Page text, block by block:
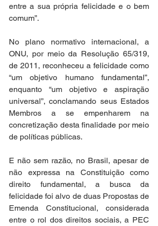
entre a sua própria felicidade e o bem
comum”.
No plano normativo internacional, a
ONU, por meio da Resolução 65/319,
de 2011, reconheceu a felicidade como
“um objetivo humano fundamental”,
enquanto “um objetivo e aspiração
universal”, conclamando seus Estados
Membros a se empenharem na
concretização desta finalidade por meio
de políticas públicas.
E não sem razão, no Brasil, apesar de
não expressa na Constituição como
direito fundamental, a busca da
felicidade foi alvo de duas Propostas de
Emenda Constitucional, considerada
entre o rol dos direitos sociais, a PEC